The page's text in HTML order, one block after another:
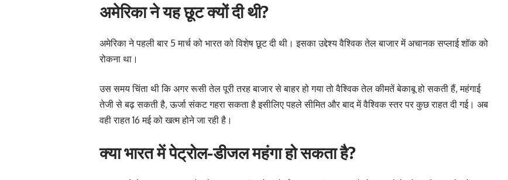
अमेरिका ने यह छूट क्यों दी थी?
अमेरिका ने पहली बार 5 मार्च को भारत को विशेष छूट दी थी। इसका उद्देश्य वैश्विक तेल बाजार में अचानक सप्लाई शॉक को
रोकना था।
उस समय चिंता थी कि अगर रूसी तेल पूरी तरह बाजार से बाहर हो गया तो वैश्विक तेल कीमतें बेकाबू हो सकती हैं, महंगाई
तेजी से बढ़ सकती है, ऊर्जा संकट गहरा सकता है इसीलिए पहले सीमित और बाद में वैश्विक स्तर पर कुछ राहत दी गई। अब
वही राहत 16 मई को खत्म होने जा रही है।
क्या भारत में पेट्रोल-डीजल महंगा हो सकता है?